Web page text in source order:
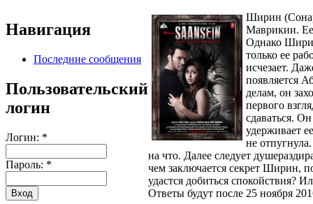
Навигация
Последние сообщения
Пользовательский
логин
Логин: *
Пароль: *
Ширин
Маврикии. Ее
Однако
только ее
исчезает.
появляется
делам, он
первого
сдаваться.
удерживает
не
на что. Далее следует
чем заключается секрет Ширин,
удастся добиться спокойствия?
Ответы будут после 25 ноября